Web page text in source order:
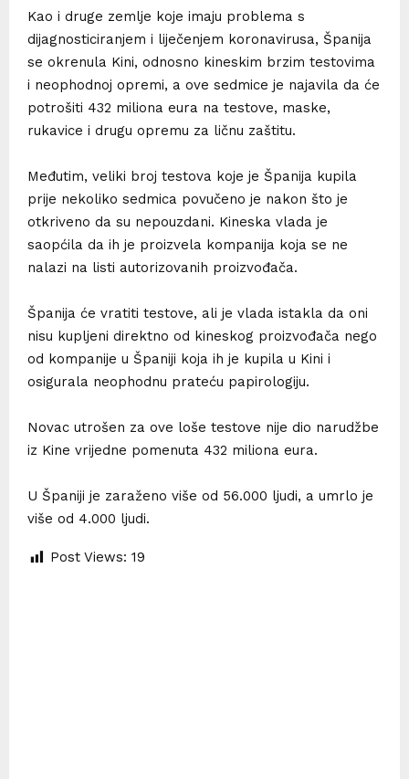
Kao i druge zemlje koje imaju problema s
dijagnosticiranjem i liječenjem koronavirusa, Španija
se okrenula Kini, odnosno kineskim brzim testovima
i neophodnoj opremi, a ove sedmice je najavila da će
potrošiti 432 miliona eura na testove, maske,
rukavice i drugu opremu za ličnu zaštitu.
Međutim, veliki broj testova koje je Španija kupila
prije nekoliko sedmica povučeno je nakon što je
otkriveno da su nepouzdani. Kineska vlada je
saopćila da ih je proizvela kompanija koja se ne
nalazi na listi autorizovanih proizvođača.
Španija će vratiti testove, ali je vlada istakla da oni
nisu kupljeni direktno od kineskog proizvođača nego
od kompanije u Španiji koja ih je kupila u Kini i
osigurala neophodnu prateću papirologiju.
Novac utrošen za ove loše testove nije dio narudžbe
iz Kine vrijedne pomenuta 432 miliona eura.
U Španiji je zaraženo više od 56.000 ljudi, a umrlo je
više od 4.000 ljudi.
Post Views: 19